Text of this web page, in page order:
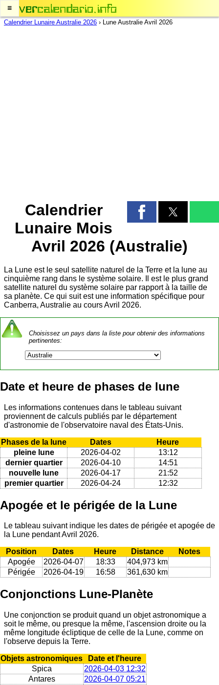
≡
Calendrier Lunaire Australie 2026 › Lune Australie Avril 2026
Calendrier
Lunaire Mois
Avril 2026 (Australie)
La Lune est le seul satellite naturel de la Terre et la lune au
cinquième rang dans le système solaire. Il est le plus grand
satellite naturel du système solaire par rapport à la taille de
sa planète. Ce qui suit est une information spécifique pour
Canberra, Australie au cours Avril 2026.
Choisissez un pays dans la liste pour obtenir des informations
pertinentes:
Date et heure de phases de lune
Les informations contenues dans le tableau suivant
proviennent de calculs publiés par le département
d'astronomie de l'observatoire naval des États-Unis.
Phases de la lune Dates
Heure
pleine lune
2026-04-02
13:12
dernier quartier
2026-04-10
14:51
nouvelle lune
2026-04-17
21:52
premier quartier
2026-04-24 12:32
Apogée et le périgée de la Lune
Le tableau suivant indique les dates de périgée et apogée de
la Lune pendant Avril 2026.
Position Dates Heure Distance
Notes
Apogée
2026-04-07 18:33
404,973 km
Périgée
2026-04-19 16:58 361,630 km
Conjonctions Lune-Planète
Une conjonction se produit quand un objet astronomique a
soit le même, ou presque la même, l'ascension droite ou la
même longitude écliptique de celle de la Lune, comme on
l'observe depuis la Terre.
Objets astronomiques
Date et l'heure
Spica
2026-04-03 12:32
Antares
2026-04-07 05:21